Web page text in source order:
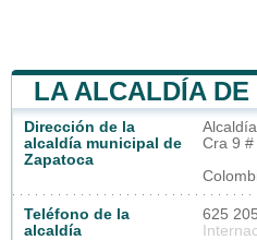
LA ALCALDÍA DE
Dirección de la
alcaldía municipal de
Zapatoca
Cra 9 #
Teléfono de la
alcaldía
625